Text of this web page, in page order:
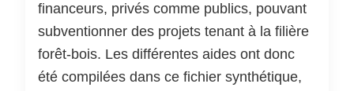
financeurs, privés comme publics, pouvant
subventionner des projets tenant à la filière
forêt-bois. Les différentes aides ont donc
été compilées dans ce fichier synthétique,